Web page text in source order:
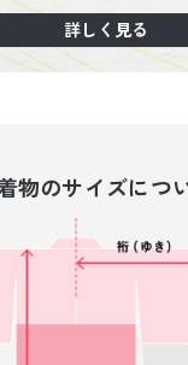
詳しく見る
物のサイズにつ